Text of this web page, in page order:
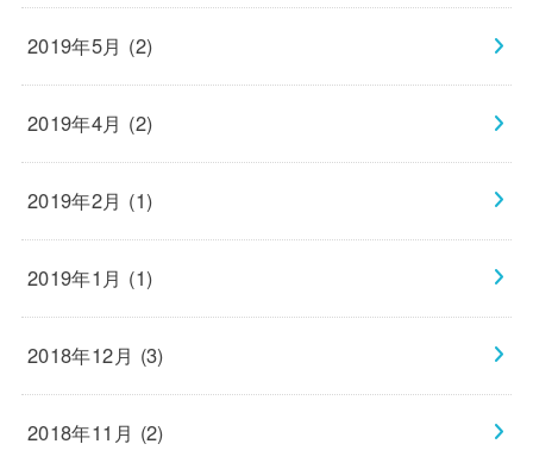
2019年5月 (2)
2019年4月 (2)
2019年2月 (1)
2019年1月 (1)
2018年12月 (3)
2018年11月 (2)